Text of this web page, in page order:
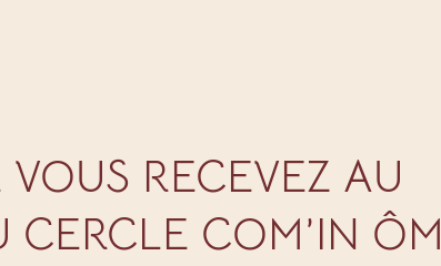
RECEVEZ AU
CERCLE COM’IN ÔM